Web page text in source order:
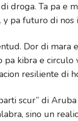
droga. Ta pa e
y pa futuro di nos
Dor di mara
kibra e circulo
resiliente di
scur” di
sino un